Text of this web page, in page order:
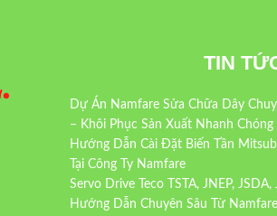
TIN
Dự Án Namfare Sửa Chữa Dây
– Khôi Phục Sản Xuất Nhanh
Hướng Dẫn Cài Đặt Biến Tần
Tại Công Ty Namfare
Servo Drive Teco TSTA, JNEP,
Hướng Dẫn Chuyên Sâu Từ Namfare